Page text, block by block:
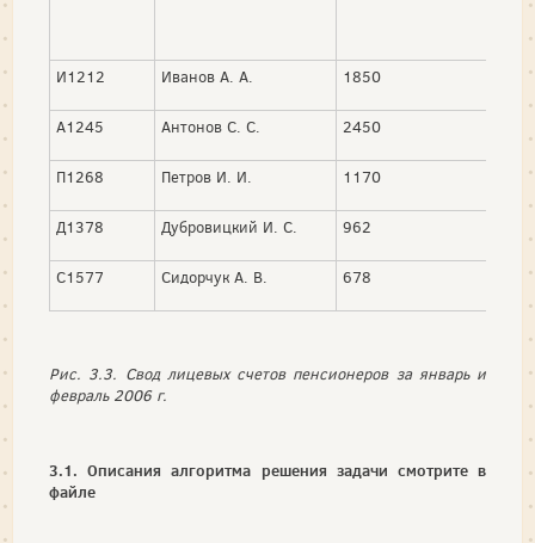
И1212 Иванов А. А. 1850
А1245 Антонов С. С. 2450
П1268 Петров И. И. 1170
Д1378 Дубровицкий И. С. 962
С1577 Сидорчук А. В. 678
Рис. 3.3. Свод лицевых счетов пенсионеров за январь и
февраль 2006 г.
3.1. Описания алгоритма решения задачи смотрите в
файле